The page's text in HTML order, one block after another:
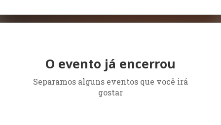
O evento já encerrou
Separamos alguns eventos que você irá
gostar